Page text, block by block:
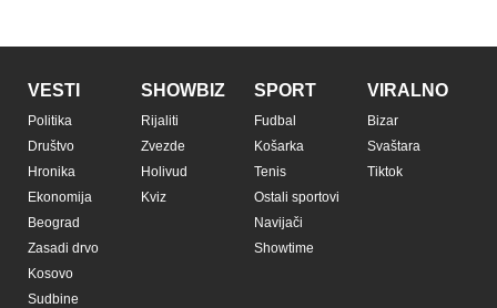
VESTI
Politika
Društvo
Hronika
Ekonomija
Beograd
Zasadi drvo
Kosovo
Sudbine
SHOWBIZ
Rijaliti
Zvezde
Holivud
Kviz
SPORT
Fudbal
Košarka
Tenis
Ostali sportovi
Navijači
Showtime
VIRALNO
Bizar
Svaštara
Tiktok